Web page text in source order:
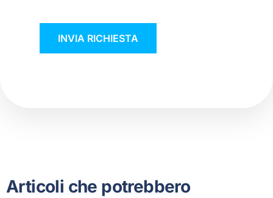
Articoli che potrebbero